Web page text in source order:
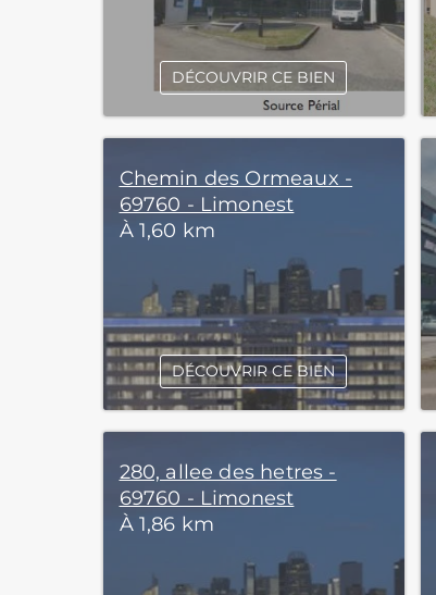
DÉCOUVRIR CE BIEN
Chemin des Ormeaux -
69760 - Limonest
À 1,60 km
DÉCOUVRIR CE BIEN
280, allee des hetres -
69760 - Limonest
À 1,86 km